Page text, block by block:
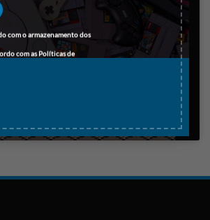
com o armazenamento dos
com asPolíticas de
aceitar os cookies marketing
e ativar este conteúdo